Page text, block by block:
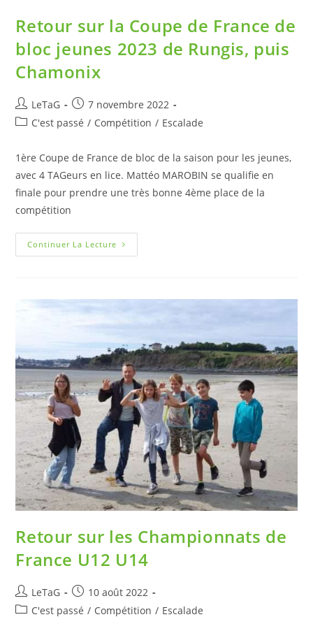
Retour sur la Coupe de France de
bloc jeunes 2023 de Rungis, puis
Chamonix
LeTaG
7 novembre 2022
C'est passé / Compétition / Escalade
1ère Coupe de France de bloc de la saison pour les jeunes,
avec 4 TAGeurs en lice. Mattéo MAROBIN se qualifie en
finale pour prendre une très bonne 4ème place de la
compétition
Continuer La Lecture
Retour sur les Championnats de
France U12 U14
LeTaG
10 août 2022
C'est passé / Compétition / Escalade